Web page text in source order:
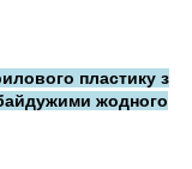
пластику з
жодного